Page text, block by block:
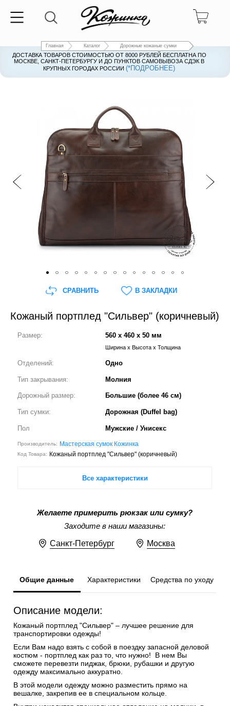
Главная Каталог Дорожные кожаные сумки
ДОСТАВКА ТОВАРОВ СТОИМОСТЬЮ ОТ 8000 РУБЛЕЙ БЕСПЛАТНА ПО
МОСКВЕ, САНКТ-ПЕТЕРБУРГУ И ДО ПУНКТОВ САМОВЫВОЗА СДЭК В
КРУПНЫХ ГОРОДАХ РОССИИ(*ПОДРОБНЕЕ)
ДОСТАВКА ТОВАРОВ СТОИМОСТЬЮ ОТ 8000 РУБЛЕЙ БЕСПЛАТНА ПО
МОСКВЕ, САНКТ-ПЕТЕРБУРГУ И ДО ПУНКТОВ САМОВЫВОЗА СДЭК В
КРУПНЫХ ГОРОДАХ РОССИИ(*ПОДРОБНЕЕ)
Кожаный портплед "Сильвер" (коричневый)
Размер: 560 x 460 x 50 мм
Ширина x Высота x Толщина
Отделений: Одно
Тип закрывания: Молния
Дорожный размер: Большие (более 46 см)
Тип сумки: Дорожная (Duffel bag)
Пол Мужские / Унисекс
Производитель: Мастерская сумок Кожинка
Код Товара: Кожаный портплед "Сильвер" (коричневый)
Все характеристики
Желаете примерить рюкзак или сумку?
Заходите в наши магазины:
Санкт-Петербург Москва
СРАВНИТЬ В ЗАКЛАДКИ
Общие данные Характеристики Средства по уходу
Описание модели:
Кожаный портплед "Сильвер" – лучшее решение для
транспортировки одежды!
Если Вам надо взять с собой в поездку запасной деловой
костюм - портплед как раз то, что нужно! В нем Вы
сможете перевезти пиджак, брюки, рубашки и другую
одежду максимально аккуратно.
В этой модели одежду можно разместить прямо на
вешалке, закрепив ее в специальном кольце.